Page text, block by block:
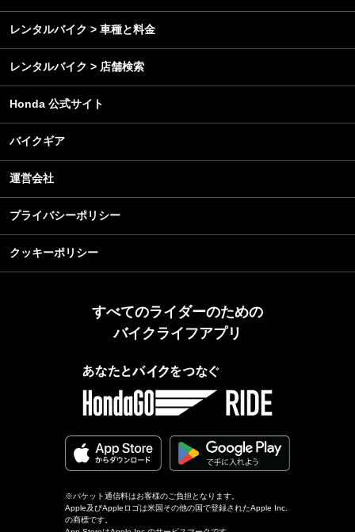
レンタルバイク > 車種と料金
レンタルバイク > 店舗検索
Honda 公式サイト
バイクギア
運営会社
プライバシーポリシー
クッキーポリシー
すべてのライダーのための
バイクライフアプリ
※パケット通信料はお客様のご負担となります。
Apple及びAppleロゴは米国その他の国で登録されたApple Inc.
の商標です。